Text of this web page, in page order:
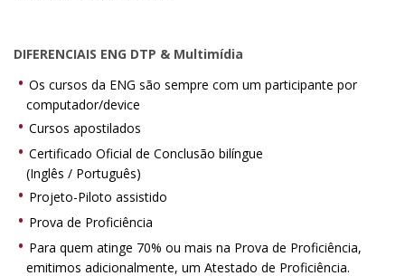
DIFERENCIAIS ENG DTP & Multimídia
Os cursos da ENG são sempre com um participante por
computador/device
Cursos apostilados
Certificado Oficial de Conclusão bilíngue
(Inglês / Português)
Projeto-Piloto assistido
Prova de Proficiência
Para quem atinge 70% ou mais na Prova de Proficiência,
emitimos adicionalmente, um Atestado de Proficiência.